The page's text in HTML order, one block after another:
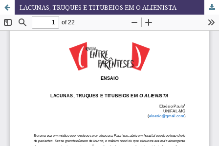
LACUNAS, TRUQUES E TITUBEIOS EM O ALIENISTA